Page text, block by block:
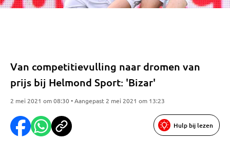
Van competitievulling naar dromen van
prijs bij Helmond Sport: 'Bizar'
2 mei 2021 om 08:30 • Aangepast 2 mei 2021 om 13:23
Hulp bij lezen